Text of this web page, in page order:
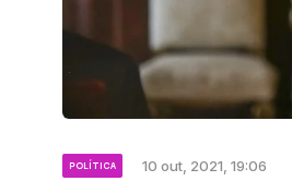
POLÍTICA 10 out, 2021, 19:06